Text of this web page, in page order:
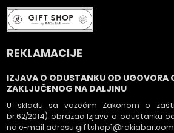
REKLAMACIJE
IZJAVA O ODUSTANKU OD UGOVORA
ZAKLJUČENOG NA DALJINU
U skladu sa važećim Zakonom o
br.62/2014) obrazac Izjave o odustanku
na e-mail adresu